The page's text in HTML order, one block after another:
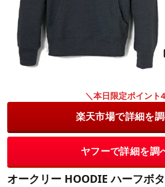
＼本日限定ポイント
楽天市場で詳細を
ヤフーで詳細を調
オークリー HOODIE ハーフボ